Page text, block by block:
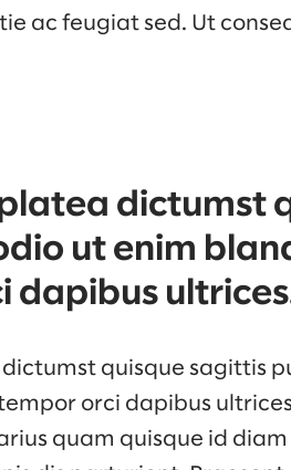
ac feugiat sed. Ut
dictumst
ut enim
dapibus
quisque sagittis
orci dapibus
quam quisque id